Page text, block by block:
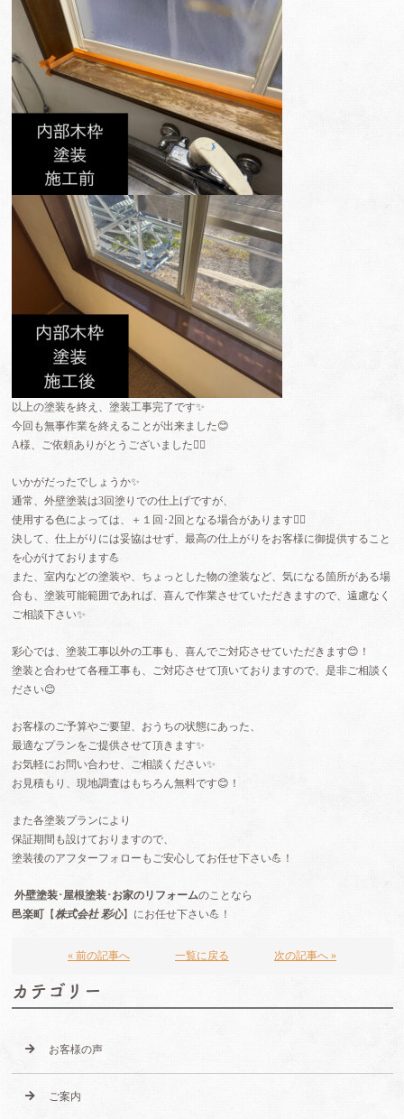
以上の塗装を終え、塗装工事完了です✨
今回も無事作業を終えることが出来ました😊
A様、ご依頼ありがとうございました🙇‍♂️
いかがだったでしょうか✨
通常、外壁塗装は3回塗りでの仕上げですが、
使用する色によっては、＋１回･2回となる場合があります🙇‍♂️
決して、仕上がりには妥協はせず、最高の仕上がりをお客様に御提供すること
を心がけております💪
また、室内などの塗装や、ちょっとした物の塗装など、気になる箇所がある場
合も、塗装可能範囲であれば、喜んで作業させていただきますので、遠慮なく
ご相談下さい✨
彩心では、塗装工事以外の工事も、喜んでご対応させていただきます😊 ！
塗装と合わせて各種工事も、ご対応させて頂いておりますので、是非ご相談く
ださい😊
お客様のご予算やご要望、おうちの状態にあった、
最適なプランをご提供させて頂きます✨
お気軽にお問い合わせ、ご相談ください✨️
お見積もり、現地調査はもちろん無料です😊！
また各塗装プランにより
保証期間も設けておりますので、
塗装後のアフターフォローもご安心してお任せ下さい💪！
外壁塗装･屋根塗装･お家のリフォームのことなら
邑楽町【株式会社 彩心】 にお任せ下さい💪 ！
« 前の記事へ 一覧に戻る 次の記事へ »
カテゴリー
お客様の声
ご案内